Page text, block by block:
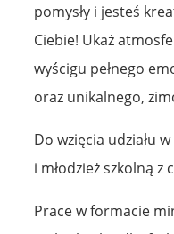
pomysły i jesteś
Ciebie! Ukaż
wyścigu pełnego
oraz unikalnego,
Do wzięcia udziału
i młodzież szkolną z
Prace w formacie